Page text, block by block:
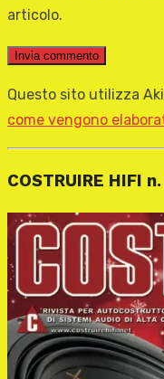
articolo.
Questo sito utilizza
come vengono
COSTRUIRE HIFI